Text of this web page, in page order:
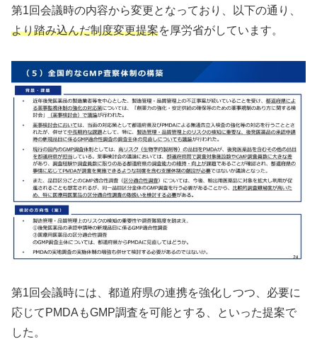
第1回会議時の内容から変更となっており、以下の通り、
より踏み込んだ制度変更提案を厚労省がしています。
第1回会議時には、都道府県の連携を強化しつつ、必要に
応じてPMDAもGMP調査を可能とする、といった提案で
した。